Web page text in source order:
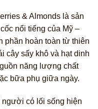
& Almonds là sản
nổi tiếng của Mỹ –
phần hoàn toàn từ thiên
cây sấy khô và hạt dinh
năng lượng chất
bữa phụ giữa ngày.
có lối sống hiện